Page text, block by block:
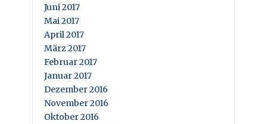
Juni 2017
Mai 2017
April 2017
März 2017
Februar 2017
Januar 2017
Dezember 2016
November 2016
Oktober 2016